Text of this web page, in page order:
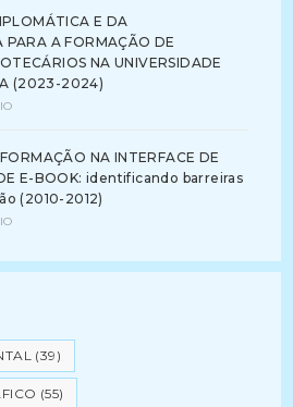
E DA
A FORMAÇÃO DE
NA UNIVERSIDADE
(2023-2024)
NA INTERFACE DE
E-BOOK: identificando barreiras
(2010-2012)
(39)
(55)